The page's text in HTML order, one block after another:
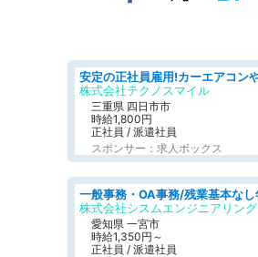
株式会社テクノスマイル
三重県 四日市市
時給1,800円
正社員 / 派遣社員
スポンサー：求人ボックス
株式会社シスムエンジニアリング
愛知県 一宮市
時給1,350円～
正社員 / 派遣社員